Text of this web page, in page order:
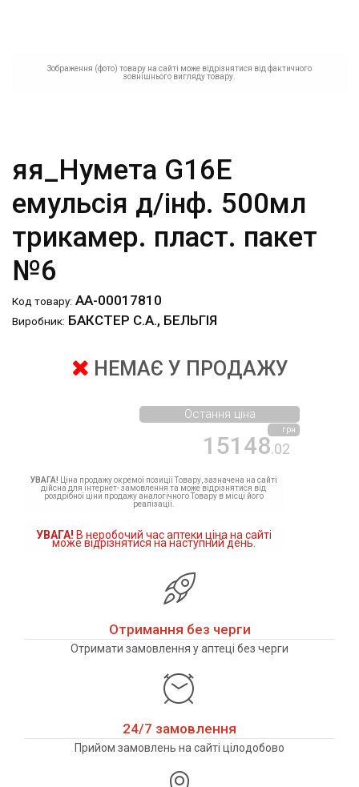
Зображення (фото) товару на сайті може відрізнятися від фактичного
зовнішнього вигляду товару.
яя_Нумета G16E
емульсія д/інф. 500мл
трикамер. пласт. пакет
№6
Код товару: АА-00017810
Виробник: БАКСТЕР С.А., БЕЛЬГІЯ
НЕМАЄ У ПРОДАЖУ
15148.02
грн
Остання ціна
УВАГА! Ціна продажу окремої позиції Товару, зазначена на сайті
дійсна для інтернет- замовлення та може відрізнятися від
роздрібної ціни продажу аналогічного Товару в місці його
реалізації.
УВАГА! В неробочий час аптеки ціна на сайті
може відрізнятися на наступний день.
Отримання без черги
Отримати замовлення у аптеці без черги
24/7 замовлення
Прийом замовлень на сайті цілодобово